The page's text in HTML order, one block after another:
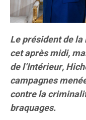
Le président de la
cet après midi,
de l’Intérieur,
campagnes
contre la
braquages.